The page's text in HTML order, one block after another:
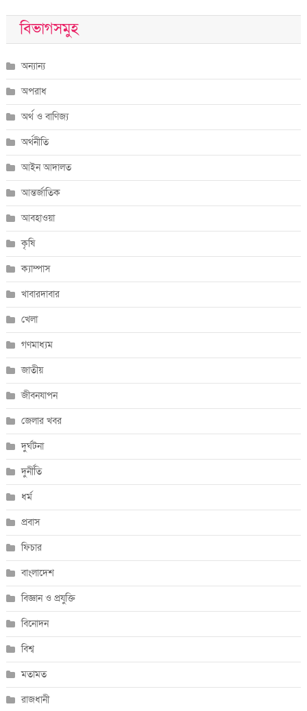
বিভাগসমুহ
অন্যান্য
অপরাধ
অর্থ ও বাণিজ্য
অর্থনীতি
আইন আদালত
আন্তর্জাতিক
আবহাওয়া
কৃষি
ক্যাম্পাস
খাবারদাবার
খেলা
গণমাধ্যম
জাতীয়
জীবনযাপন
জেলার খবর
দুর্ঘটনা
দুর্নীতি
ধর্ম
প্রবাস
ফিচার
বাংলাদেশ
বিজ্ঞান ও প্রযুক্তি
বিনোদন
বিশ্ব
মতামত
রাজধানী